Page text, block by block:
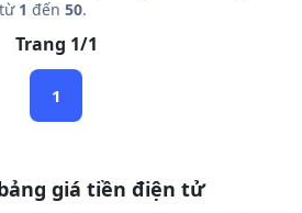
1 đến 50.
Trang 1/1
1
giá tiền điện tử